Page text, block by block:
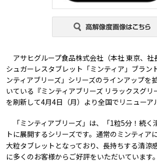
アサヒグループ食品株式会社（本社 東京、社
シュガーレスタブレット「ミンティア」ブラン
ンティアブリーズ」シリーズのラインアップを
いている『ミンティアブリーズ リラックスグリ
を刷新して4月4日（月）より全国でリニューア
「ミンティアブリーズ」は、「1粒5分！続く
トに展開するシリーズです。通常のミンティア
大粒タブレットとなっており、長持ちする清涼
に多くのお客様からご好評をいただいています。